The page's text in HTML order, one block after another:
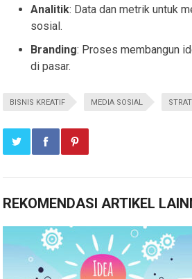
Analitik: Data dan metrik untuk
sosial.
Branding: Proses membangun
di pasar.
BISNIS KREATIF MEDIA SOSIAL
REKOMENDASI ARTIKEL